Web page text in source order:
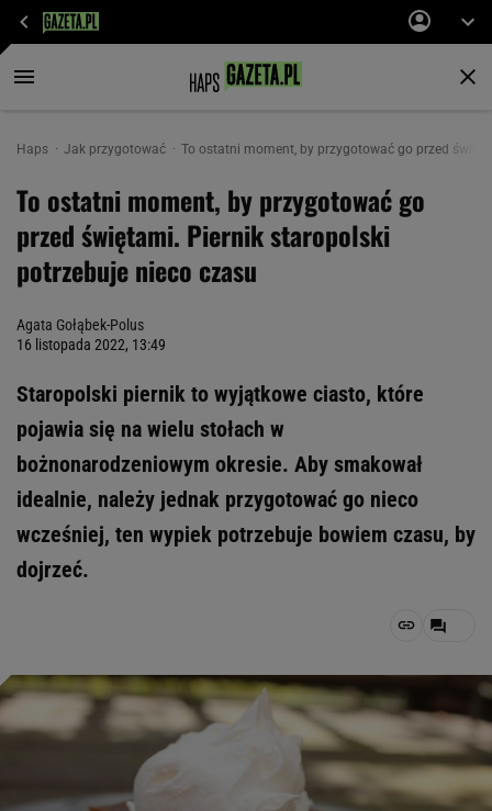
Haps Jak przygotować To ostatni moment, by przygotować go przed
To ostatni moment, by przygotować go
przed świętami. Piernik staropolski
potrzebuje nieco czasu
Agata Gołąbek-Polus
16 listopada 2022, 13:49
Staropolski piernik to wyjątkowe ciasto, które
pojawia się na wielu stołach w
bożnonarodzeniowym okresie. Aby smakował
idealnie, należy jednak przygotować go nieco
wcześniej, ten wypiek potrzebuje bowiem czasu, by
dojrzeć.